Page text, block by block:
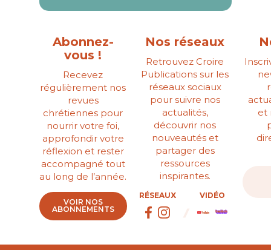
Abonnez-
vous !
Recevez
régulièrement nos
revues
chrétiennes pour
nourrir votre foi,
approfondir votre
réflexion et rester
accompagné tout
au long de l’année.
VOIR NOS
ABONNEMENTS
Nos réseaux
Retrouvez Croire
Publications sur les
réseaux sociaux
pour suivre nos
actualités,
découvrir nos
nouveautés et
partager des
ressources
inspirantes.
RÉSEAUX VIDÉO
et